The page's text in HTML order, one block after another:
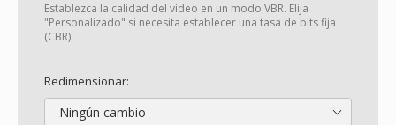
Establezca la calidad del vídeo en un modo VBR. Elija
"Personalizado" si necesita establecer una tasa de bits fija
(CBR).
Redimensionar:
Ningún cambio